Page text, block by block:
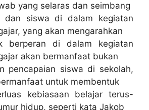
yang selaras dan seimbang
dan siswa di dalam kegiatan
yang akan mengarahkan
berperan di dalam kegiatan
akan bermanfaat bukan
pencapaian siswa di sekolah,
untuk membentuk
kebiasaan belajar terus-
hidup, seperti kata Jakob